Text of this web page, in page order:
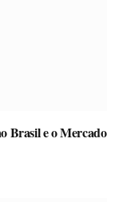
Brasil e o Mercado